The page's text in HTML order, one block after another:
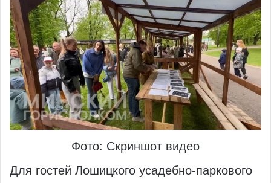
Фото: Скриншот видео
Для гостей Лошицкого усадебно‑паркового